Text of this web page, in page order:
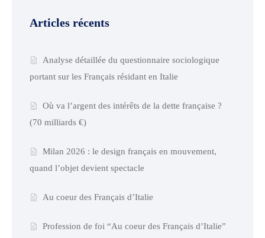
Articles récents
Analyse détaillée du questionnaire sociologique
portant sur les Français résidant en Italie
Où va l’argent des intérêts de la dette française ?
(70 milliards €)
Milan 2026 : le design français en mouvement,
quand l’objet devient spectacle
Au coeur des Français d’Italie
Profession de foi “Au coeur des Français d’Italie”